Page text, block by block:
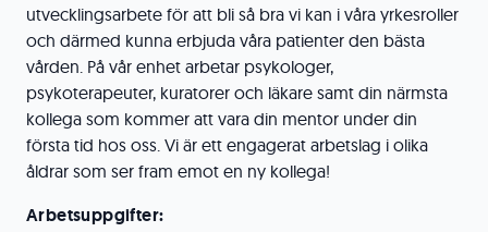
utvecklingsarbete för att bli så bra vi kan i våra yrkesroller
och därmed kunna erbjuda våra patienter den bästa
vården. På vår enhet arbetar psykologer,
psykoterapeuter, kuratorer och läkare samt din närmsta
kollega som kommer att vara din mentor under din
första tid hos oss. Vi är ett engagerat arbetslag i olika
åldrar som ser fram emot en ny kollega!
Arbetsuppgifter: